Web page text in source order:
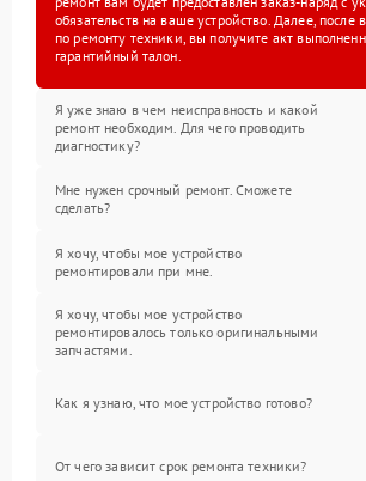
обязательств на ваше устройство. Далее, после
по ремонту техники, вы получите акт
гарантийный талон.
Я уже знаю в чем неисправность и какой
ремонт необходим. Для чего проводить
диагностику?
Мне нужен срочный ремонт. Сможете
сделать?
Я хочу, чтобы мое устройство
ремонтировали при мне.
Я хочу, чтобы мое устройство
ремонтировалось только оригинальными
запчастями.
Как я узнаю, что мое устройство готово?
От чего зависит срок ремонта техники?